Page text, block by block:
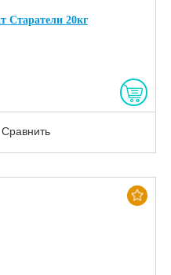
Старатели 20кг
Сравнить